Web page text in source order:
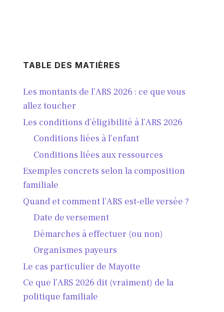
TABLE DES MATIÈRES
Les montants de l’ARS 2026 : ce que vous
allez toucher
Les conditions d’éligibilité à l’ARS 2026
Conditions liées à l’enfant
Conditions liées aux ressources
Exemples concrets selon la composition
familiale
Quand et comment l’ARS est-elle versée ?
Date de versement
Démarches à effectuer (ou non)
Organismes payeurs
Le cas particulier de Mayotte
Ce que l’ARS 2026 dit (vraiment) de la
politique familiale